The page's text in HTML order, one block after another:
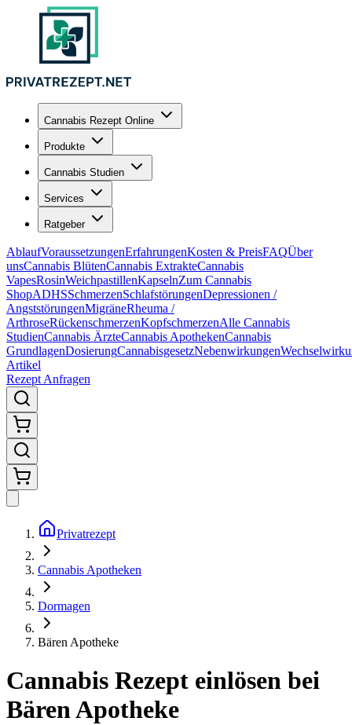
Cannabis Rezept Online
Produkte
Cannabis Studien
Services
Ratgeber
AblaufVoraussetzungenErfahrungenKosten & PreisFAQÜber
unsCannabis BlütenCannabis ExtrakteCannabis
VapesRosinWeichpastillenKapselnZum Cannabis
ShopADHSSchmerzenSchlafstörungenDepressionen /
AngststörungenMigräneRheuma /
ArthroseRückenschmerzenKopfschmerzenAlle Cannabis
StudienCannabis ÄrzteCannabis ApothekenCannabis
GrundlagenDosierungCannabisgesetzNebenwirkungen
Artikel
Rezept Anfragen
Privatrezept
Cannabis Apotheken
Dormagen
Bären Apotheke
Cannabis Rezept einlösen bei
Bären Apotheke